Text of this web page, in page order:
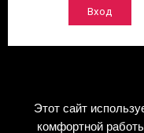
Этот сайт
комфортной